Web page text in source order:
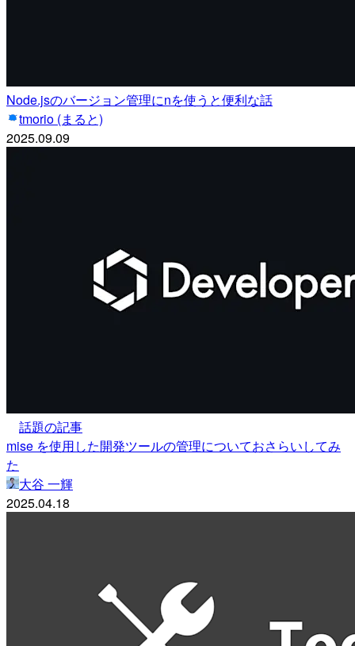
Node.jsのバージョン管理にnを使うと便利な話
tmorio (まると)
2025.09.09
話題の記事
mise を使用した開発ツールの管理についておさらいしてみ
た
大谷 一輝
2025.04.18